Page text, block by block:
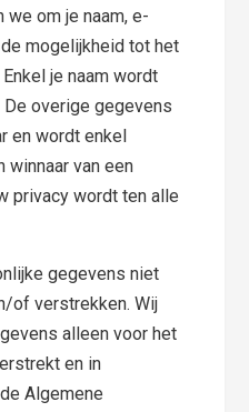
om je naam, e-
mogelijkheid tot het
je naam wordt
De overige gegevens
en wordt enkel
van een
privacy wordt ten alle
gegevens niet
of verstrekken. Wij
alleen voor het
en in
Algemene